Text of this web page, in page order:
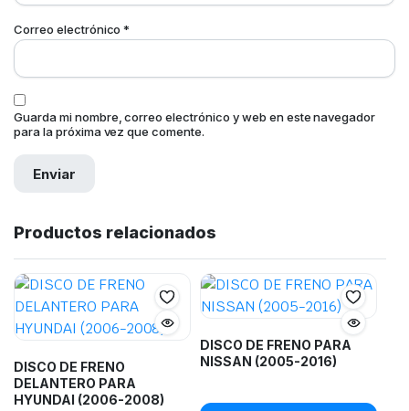
Correo electrónico*
Guarda mi nombre, correo electrónico y web en este navegador
para la próxima vez que comente.
Productos relacionados
DISCO DE FRENO
DELANTERO PARA
HYUNDAI (2006-2008)
DISCO DE FRENO PARA
NISSAN (2005-2016)